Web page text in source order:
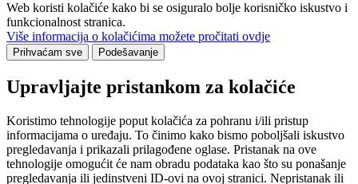
Web koristi kolačiće kako bi se osiguralo bolje korisničko iskustvo i
funkcionalnost stranica.
Više informacija o kolačićima možete pročitati ovdje
Prihvaćam sve Podešavanje
Upravljajte pristankom za kolačiće
Koristimo tehnologije poput kolačića za pohranu i/ili pristup
informacijama o uređaju. To činimo kako bismo poboljšali iskustvo
pregledavanja i prikazali prilagođene oglase. Pristanak na ove
tehnologije omogućit će nam obradu podataka kao što su ponašanje
pregledavanja ili jedinstveni ID-ovi na ovoj stranici. Nepristanak ili